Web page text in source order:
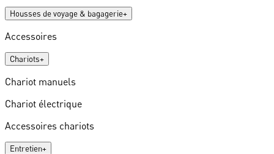
Housses de voyage & bagagerie+
Accessoires
Chariots+
Chariot manuels
Chariot électrique
Accessoires chariots
Entretien+